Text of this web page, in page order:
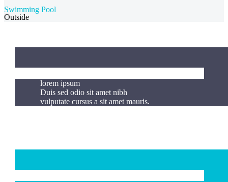
Swimming Pool
Outside
lorem ipsum
Duis sed odio sit amet nibh
vulputate cursus a sit amet mauris.